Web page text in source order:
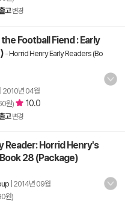
고 변경
Football Fiend : Early
-Horrid Henry Early Readers (Bo
2010년 04월
원) 10.0
고 변경
Reader: Horrid Henry's
28 (Package)
2014년 09월
원)